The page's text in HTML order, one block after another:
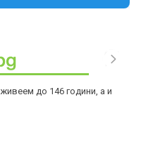
до 146 години, а и